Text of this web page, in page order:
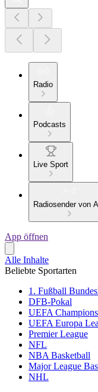
Radio
Podcasts
Live Sport
Radiosender von
App öffnen
Alle Inhalte
Beliebte Sportarten
1. Fußball
DFB-Pokal
UEFA
UEFA Europa
Premier League
NFL
NBA Basketball
Major League
NHL